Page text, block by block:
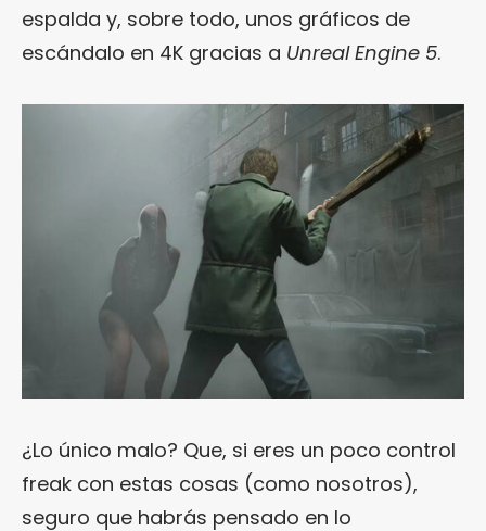
espalda y, sobre todo, unos gráficos de
escándalo en 4K gracias a Unreal Engine 5.
¿Lo único malo? Que, si eres un poco control
freak con estas cosas (como nosotros),
seguro que habrás pensado en lo